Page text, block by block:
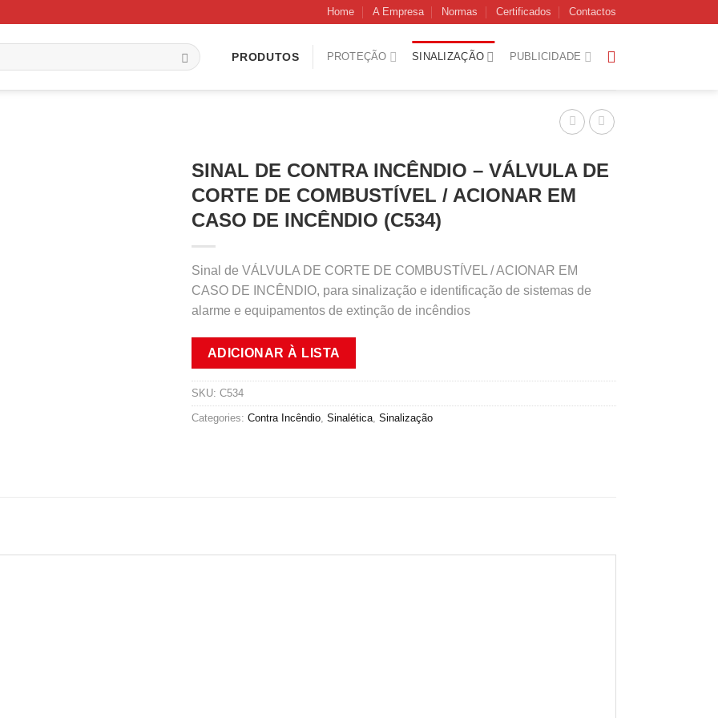
Home A Empresa Normas Certificados Contactos
PRODUTOS PROTEÇÃO SINALIZAÇÃO PUBLICIDADE
SINAL DE CONTRA INCÊNDIO – VÁLVULA DE
CORTE DE COMBUSTÍVEL / ACIONAR EM
CASO DE INCÊNDIO (C534)
Sinal de VÁLVULA DE CORTE DE COMBUSTÍVEL / ACIONAR EM
CASO DE INCÊNDIO, para sinalização e identificação de sistemas de
alarme e equipamentos de extinção de incêndios
ADICIONAR À LISTA
SKU: C534
Categories: Contra Incêndio, Sinalética, Sinalização